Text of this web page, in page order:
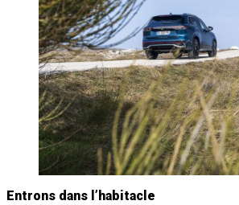
Entrons dans l’habitacle